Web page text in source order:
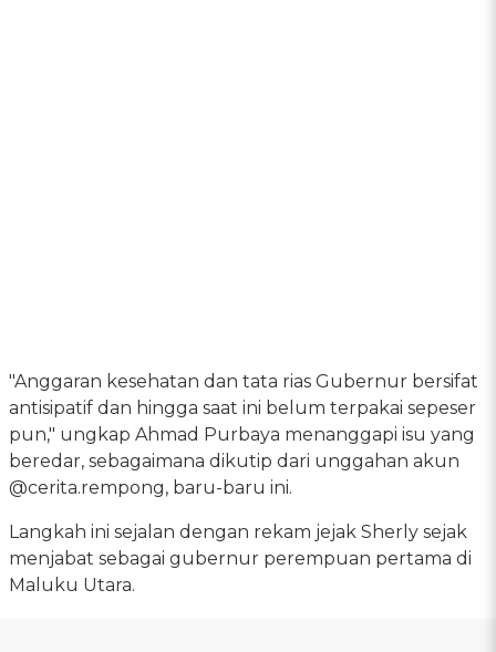
"Anggaran kesehatan dan tata rias Gubernur bersifat
antisipatif dan hingga saat ini belum terpakai sepeser
pun," ungkap Ahmad Purbaya menanggapi isu yang
beredar, sebagaimana dikutip dari unggahan akun
@cerita.rempong, baru-baru ini.
Langkah ini sejalan dengan rekam jejak Sherly sejak
menjabat sebagai gubernur perempuan pertama di
Maluku Utara.